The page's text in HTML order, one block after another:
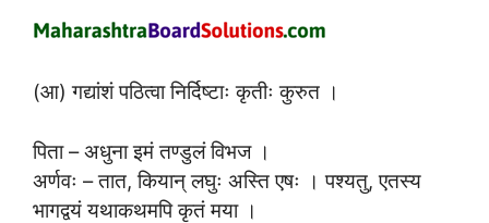
(आ) गद्यांशं पठित्वा निर्दिष्टाः कृतीः कुरुत ।
पिता – अधुना इमं तण्डुलं विभज ।
अर्णवः – तात, कियान् लघुः अस्ति एषः । पश्यतु, एतस्य
भागद्वयं यथाकथमपि कृतं मया ।